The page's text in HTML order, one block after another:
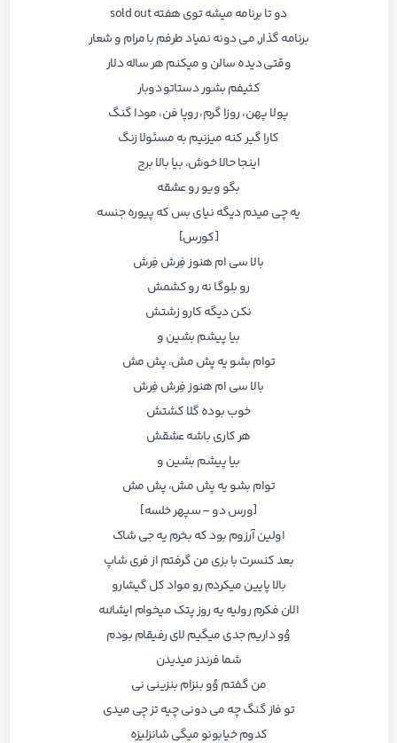
دو تا برنامه میشه توی هفته sold out
برنامه گذار, می دونه نمیاد طرفم با مرام و شعار
وقتی دیده سالن و میکنم هر ساله دلار
کثیفم بشور دستاتو دوبار
پولا پهن، روزا گرم، روپا فن، مودا گنگ
کارا گیر کنه میزنیم به مسئولا زنگ
اینجا حالا خوش، بیا بالا برج
بگو ویو رو عشقه
یه چی میدم دیگه نیای بس که پیوره جنسه
[کورس]
بالا سی ام هنوز فِرش فِرش
رو بلوگا نه رو کشمش
نکن دیگه کارو زشتش
بیا پیشم بشین و
توام بشو یه پش مش، پش مش
بالا سی ام هنوز فِرش فِرش
خوب بوده گلا کشتش
هر کاری باشه عشقش
بیا پیشم بشین و
توام بشو یه پش مش، پش مش
[ورس دو – سپهر خلسه]
اولین آرزوم بود که بخرم یه جی شاک
بعد کنسرت با بزی من گرفتم از فری شاپ
بالا پایین میکردم رو مواد کل گیشارو
الان فکرم رولیه یه روز پتک میخوام ایشالله
وُو داریم جدی میگیم لای رفیقام بودم
شما فرندز میدیدن
من گفتم وُو بنزام بنزینی نی
تو فاز گنگ چه می دونی چیه تز چی میدی
کدوم خیابونو میگی شانزلیزه